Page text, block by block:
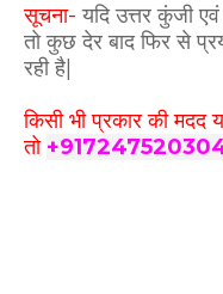
सूचना-यदि उत्तर कुंजी
तो कुछ देर बाद फिर से
रही है|
किसी भी प्रकार की मदद
तो